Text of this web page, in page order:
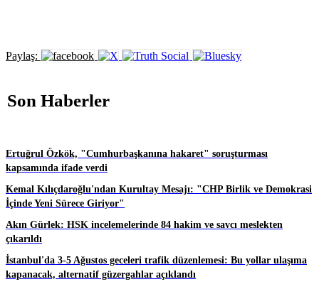
Paylaş:
Son Haberler
Ertuğrul Özkök, "Cumhurbaşkanına hakaret" soruşturması
kapsamında ifade verdi
Kemal Kılıçdaroğlu'ndan Kurultay Mesajı: "CHP Birlik ve Demokrasi
İçinde Yeni Sürece Giriyor"
Akın Gürlek: HSK incelemelerinde 84 hakim ve savcı meslekten
çıkarıldı
İstanbul'da 3-5 Ağustos geceleri trafik düzenlemesi: Bu yollar ulaşıma
kapanacak, alternatif güzergahlar açıklandı